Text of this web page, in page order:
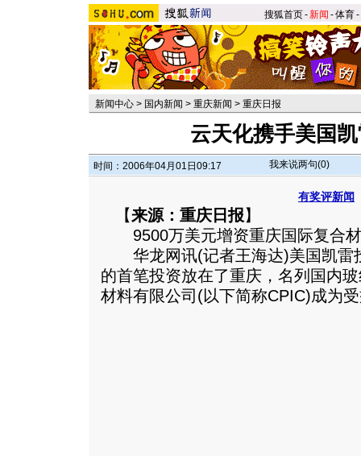
搜狐首页-新闻 -体育-
新闻中心 > 国内新闻 > 重庆新闻 > 重庆日报
云天化携手美国
时间：2006年04月01日09:17 我来说两句(0)
有奖评新闻
【来源：重庆日报】
9500万美元增资重庆国际复合
华龙网讯(记者王海达)美国凯雷
的首笔投资放在了重庆，名列国内
材料有限公司(以下简称CPIC)成为